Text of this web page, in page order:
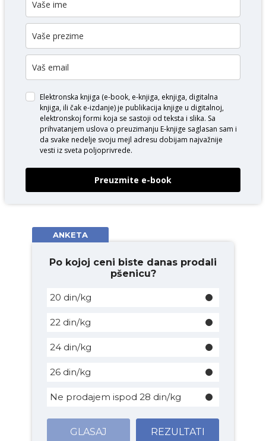
Elektronska knjiga (e-book, e-knjiga, eknjiga, digitalna
knjiga, ili čak e-izdanje) je publikacija knjige u digitalnoj,
elektronskoj formi koja se sastoji od teksta i slika. Sa
prihvatanjem uslova o preuzimanju E-knjige saglasan sam i
da svake nedelje svoju mejl adresu dobijam najvažnije
vesti iz sveta poljoprivrede.
Preuzmite e-book
ANKETA
Po kojoj ceni biste danas prodali
pšenicu?
20 din/kg
22 din/kg
24 din/kg
26 din/kg
Ne prodajem ispod 28 din/kg
GLASAJ REZULTATI